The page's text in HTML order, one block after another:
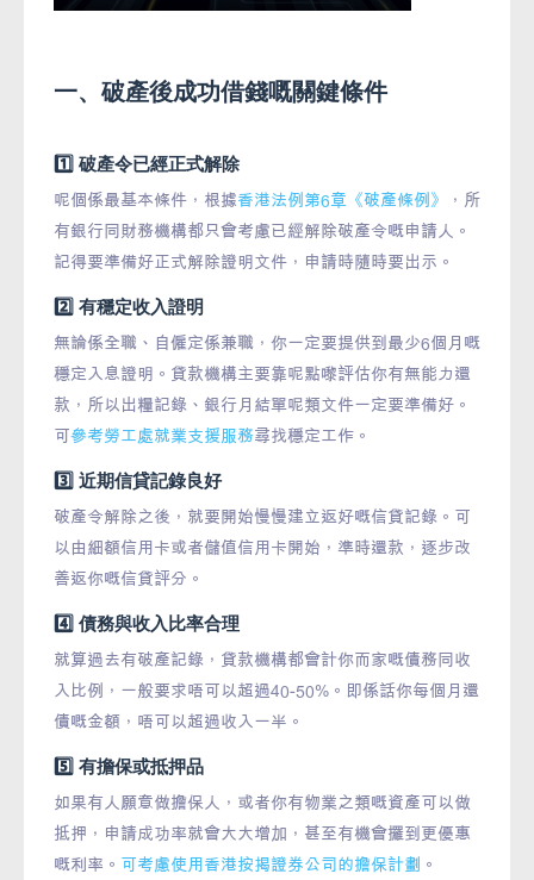
一、破產後成功借錢嘅關鍵條件
1️⃣ 破產令已經正式解除
呢個係最基本條件，根據香港法例第6章《破產條例》
，所
有銀行同財務機構都只會考慮已經解除破產令嘅申請人。
記得要準備好正式解除證明文件，申請時隨時要出示。
2️⃣ 有穩定收入證明
無論係全職、自僱定係兼職，你一定要提供到最少6個月嘅
穩定入息證明。貸款機構主要靠呢點嚟評估你有無能力還
款，所以出糧記錄、銀行月結單呢類文件一定要準備好。
可參考勞工處就業支援服務尋找穩定工作。
3️⃣ 近期信貸記錄良好
破產令解除之後，就要開始慢慢建立返好嘅信貸記錄。可
以由細額信用卡或者儲值信用卡開始，準時還款，逐步改
善返你嘅信貸評分。
4️⃣ 債務與收入比率合理
就算過去有破產記錄，貸款機構都會計你而家嘅債務同收
入比例，一般要求唔可以超過40-50%。即係話你每個月還
債嘅金額，唔可以超過收入一半。
5️⃣ 有擔保或抵押品
如果有人願意做擔保人，或者你有物業之類嘅資產可以做
抵押，申請成功率就會大大增加，甚至有機會攞到更優惠
嘅利率。 可考慮使用香港按揭證券公司的擔保計劃 。